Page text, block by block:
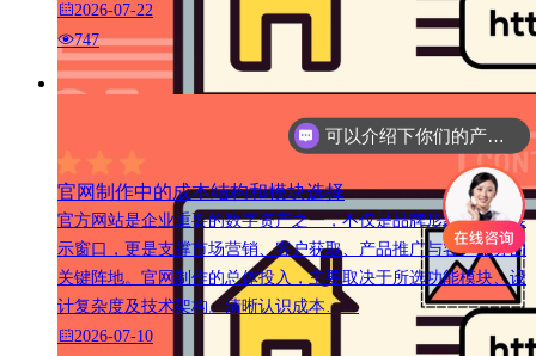
2026-07-22
747
官网制作中的成本结构和模块选择
官方网站是企业重要的数字资产之一，不仅是品牌形象的线上展
示窗口，更是支撑市场营销、客户获取、产品推广与客户服务的
关键阵地。官网制作的总体投入，主要取决于所选功能模块、设
计复杂度及技术架构。清晰认识成本……
2026-07-10
可以介绍下你们的产品么
你们是怎么收费的呢